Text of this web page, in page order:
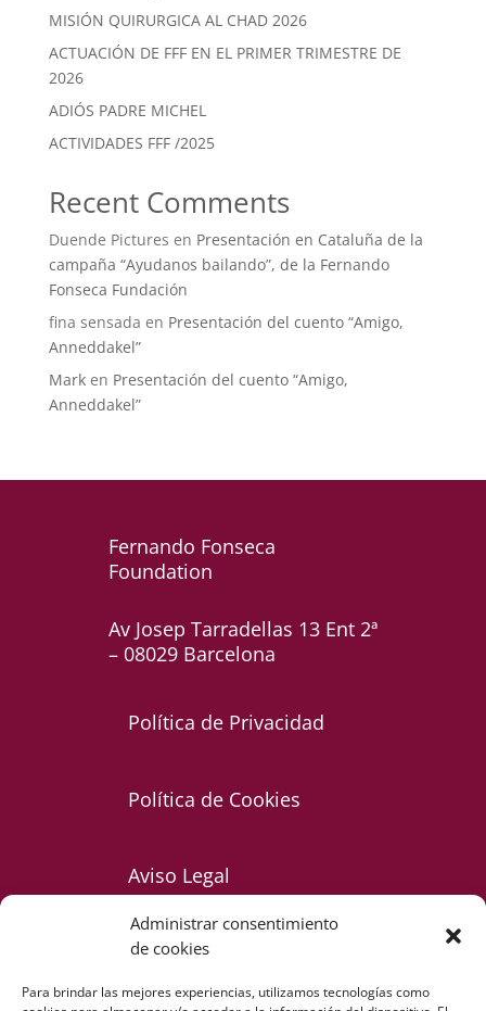
Administrar consentimiento
de cookies
Para brindar las mejores experiencias, utilizamos tecnologías como
MISIÓN QUIRURGICA AL CHAD 2026
ACTUACIÓN DE FFF EN EL PRIMER TRIMESTRE DE
2026
ADIÓS PADRE MICHEL
ACTIVIDADES FFF /2025
Recent Comments
Duende Pictures en Presentación en Cataluña de la
campaña “Ayudanos bailando”, de la Fernando
Fonseca Fundación
fina sensada en Presentación del cuento “Amigo,
Anneddakel”
Marken Presentación del cuento “Amigo,
Anneddakel”
Fernando Fonseca
Foundation
Av Josep Tarradellas 13 Ent 2ª
– 08029 Barcelona
Política de Privacidad
Política de Cookies
Aviso Legal